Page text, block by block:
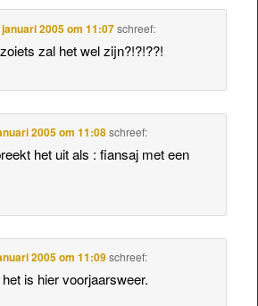
2005 om 11:07 schreef:
zal het wel zijn?!?!??!
2005 om 11:08 schreef:
het uit als : fiansaj met een
2005 om 11:09 schreef:
is hier voorjaarsweer.